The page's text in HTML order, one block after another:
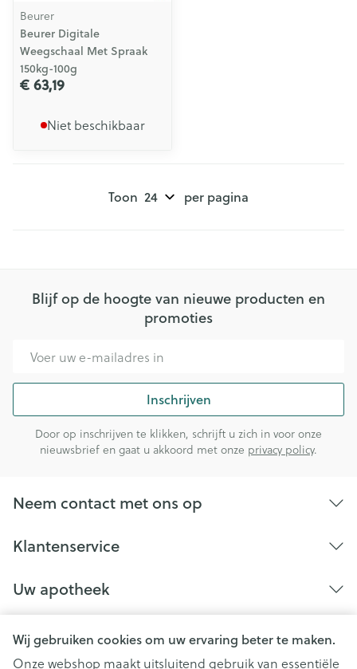
Wij gebruiken cookies om uw ervaring beter te maken.
Onze webshop maakt uitsluitend gebruik van essentiële
Beurer
Beurer Digitale
Weegschaal Met Spraak
150kg-100g
€ 63,19
Niet beschikbaar
Toon per pagina
Blijf op de hoogte van nieuwe producten en
promoties
Inschrijven
Door op inschrijven te klikken, schrijft u zich in voor onze
nieuwsbrief en gaat u akkoord met onze privacy policy.
Neem contact met ons op
Klantenservice
Uw apotheek